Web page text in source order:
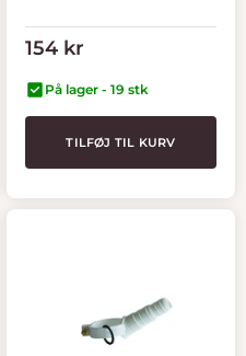
Tilbudspris
154 kr
På lager - 19 stk
TILFØJ TIL KURV